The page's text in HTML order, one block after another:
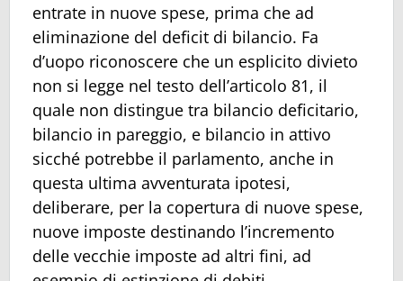
entrate in nuove spese, prima che ad
eliminazione del deficit di bilancio. Fa
d’uopo riconoscere che un esplicito divieto
non si legge nel testo dell’articolo 81, il
quale non distingue tra bilancio deficitario,
bilancio in pareggio, e bilancio in attivo
sicché potrebbe il parlamento, anche in
questa ultima avventurata ipotesi,
deliberare, per la copertura di nuove spese,
nuove imposte destinando l’incremento
delle vecchie imposte ad altri fini, ad